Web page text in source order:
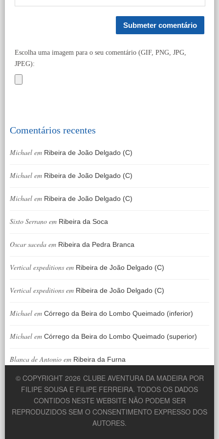
Escolha uma imagem para o seu comentário (GIF, PNG, JPG,
JPEG):
Comentários recentes
Michael em Ribeira de João Delgado (C)
Michael em Ribeira de João Delgado (C)
Michael em Ribeira de João Delgado (C)
Sixto Serrano em Ribeira da Soca
Oscar saceda em Ribeira da Pedra Branca
Vertical expeditions em Ribeira de João Delgado (C)
Vertical expeditions em Ribeira de João Delgado (C)
Michael em Córrego da Beira do Lombo Queimado (inferior)
Michael em Córrego da Beira do Lombo Queimado (superior)
Blanca de Antonio em Ribeira da Furna
© COPYRIGHT 2026 CLUBE AVENTURA DA MADEIRA POR
FILIPE SOUSA E FILIPE FERREIRA. TODOS OS DADOS
CONTIDOS NESTE WEBSITE NÃO PODEM SER
REPRODUZIDOS SEM O CONSENTIMENTO EXPRESSO DOS
AUTORES.